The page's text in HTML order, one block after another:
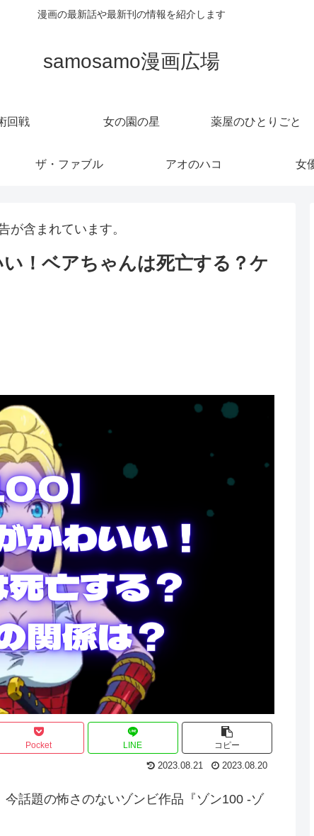
漫画の最新話や最新刊の情報を紹介します
samosamo漫画広場
回戦 女の園の星 薬屋のひとりごと
ザ・ファブル アオのハコ 女
が含まれています。
！ベアちゃんは死亡する？ケ
Pocket LINE コピー
2023.08.21 2023.08.20
話題の怖さのないゾンビ作品『ゾン100 -ゾ